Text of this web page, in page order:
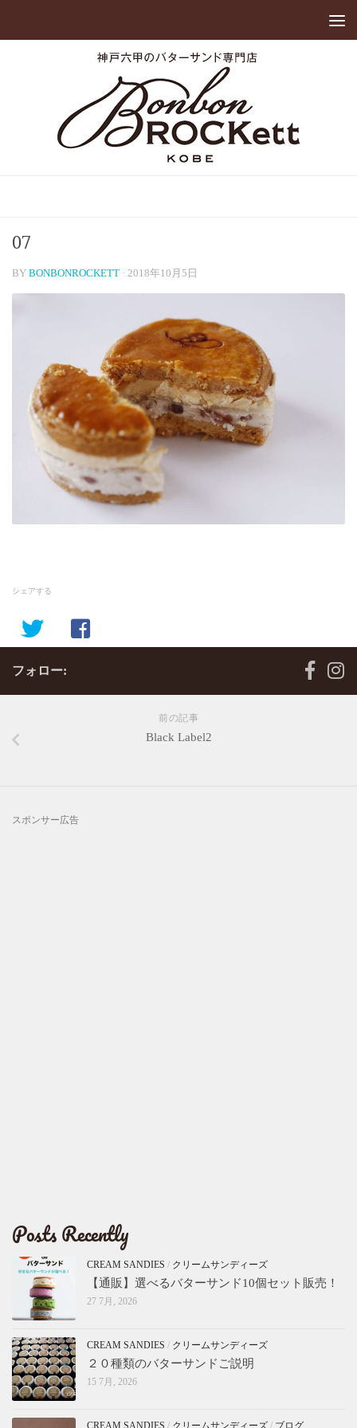
07
BY BONBONROCKETT · 2018年10月5日
シェアする
フォロー:
前の記事
Black Label2
スポンサー広告
Posts Recently
CREAM SANDIES / クリームサンディーズ
【通販】選べるバターサンド10個セット販売！
27 7月, 2026
CREAM SANDIES / クリームサンディーズ
２０種類のバターサンドご説明
15 7月, 2026
CREAM SANDIES / クリームサンディーズ / ブログ